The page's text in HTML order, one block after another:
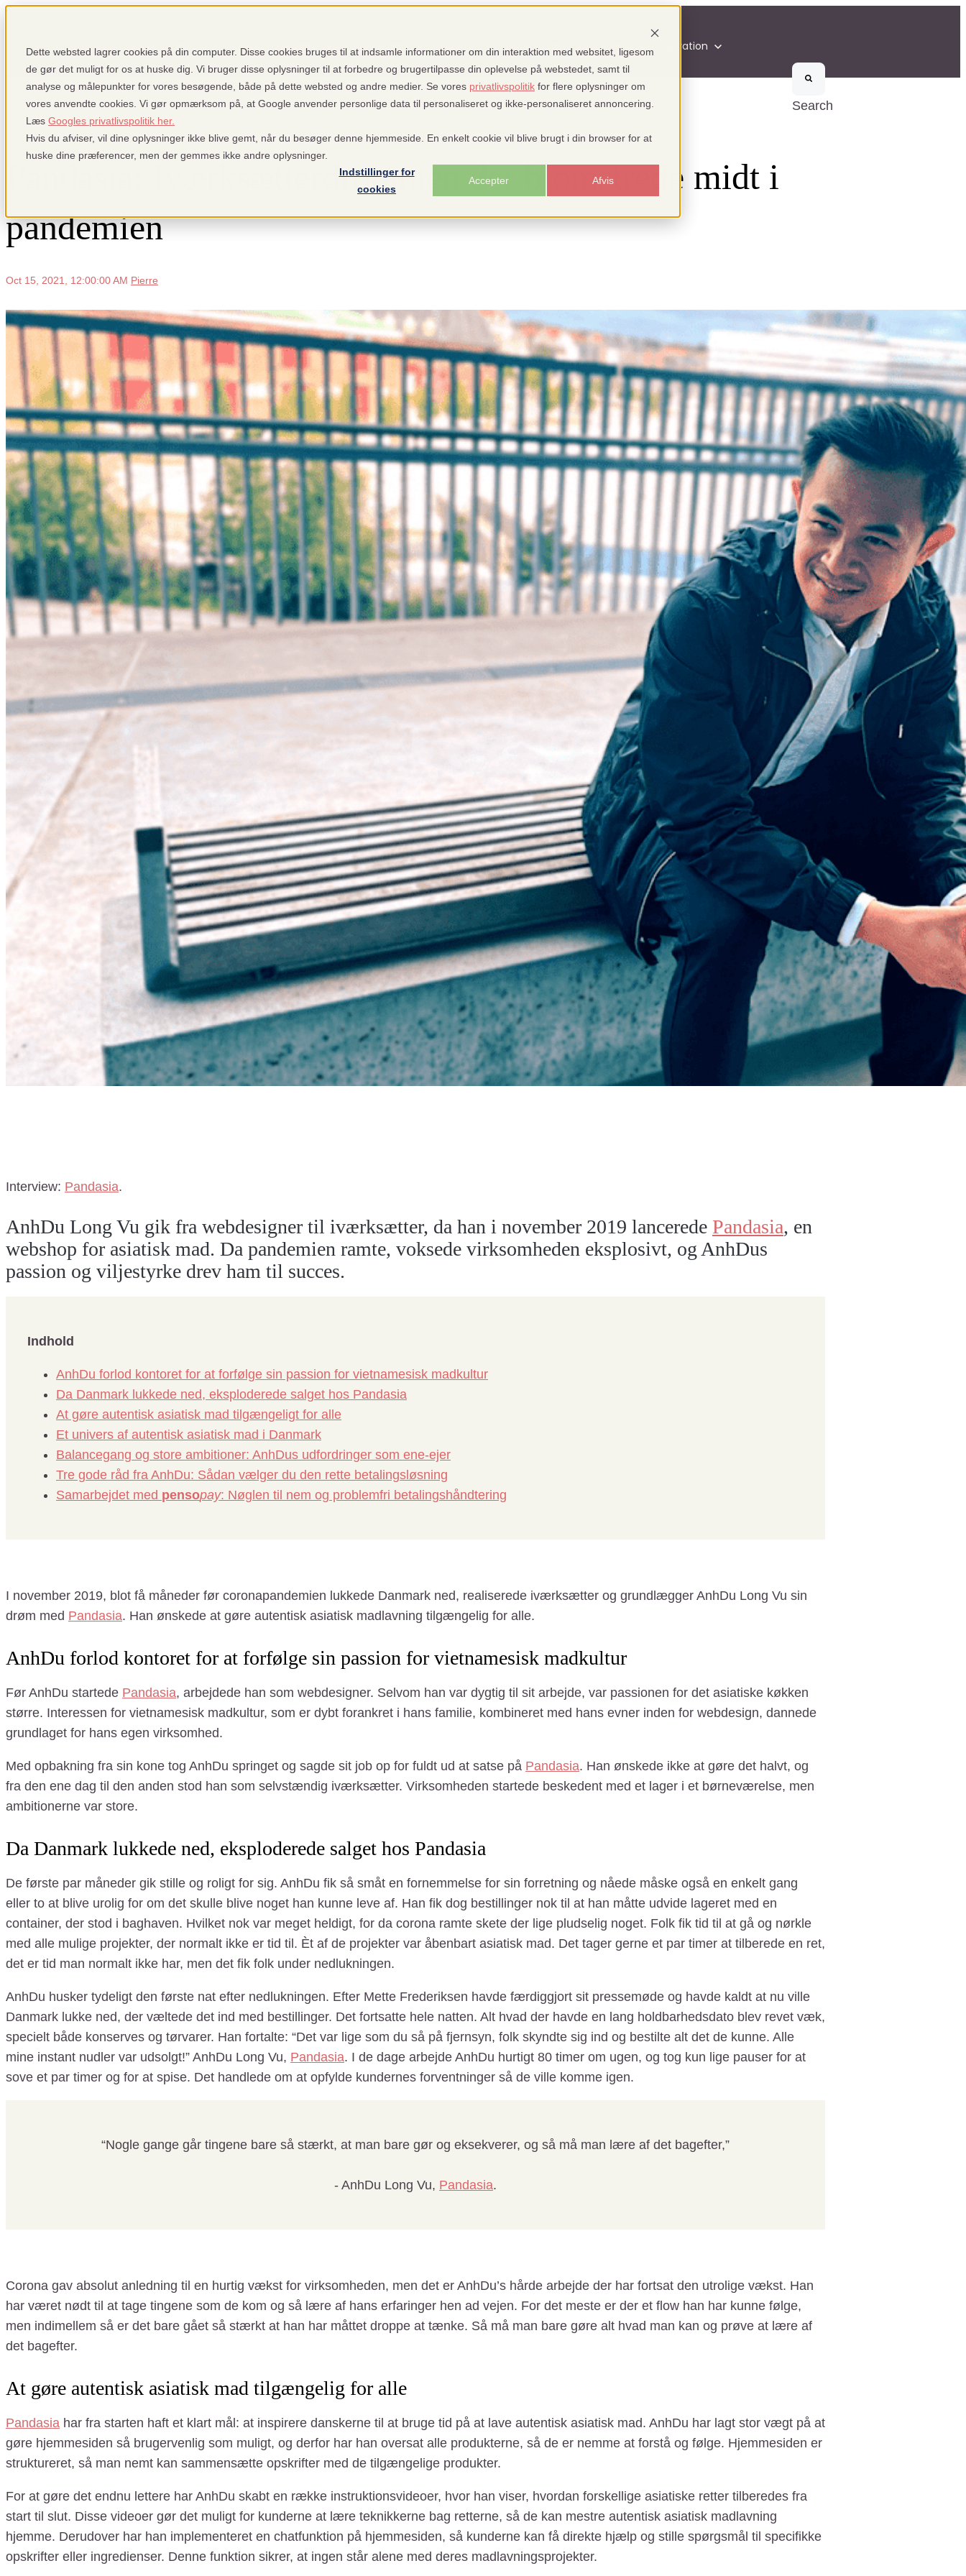
Dette websted lagrer cookies på din computer. Disse cookies bruges til at indsamle informationer om din interaktion med websitet, ligesom
de gør det muligt for os at huske dig. Vi bruger disse oplysninger til at forbedre og brugertilpasse din oplevelse på webstedet, samt til
analyse og målepunkter for vores besøgende, både på dette websted og andre medier. Se vores privatlivspolitik for flere oplysninger om
vores anvendte cookies. Vi gør opmærksom på, at Google anvender personlige data til personaliseret og ikke-personaliseret annoncering.
Læs Googles privatlivspolitik her.
Hvis du afviser, vil dine oplysninger ikke blive gemt, når du besøger denne hjemmeside. En enkelt cookie vil blive brugt i din browser for at
huske dine præferencer, men der gemmes ikke andre oplysninger.
Indstillinger for
cookies
Accepter Afvis
Show submenu for Hvorfor pensopay Hvorfor pensopay Show submenu for Inspiration Inspiration
Sign up Show submenu for Hjælp Hjælp Show submenu for translations Search
Blog: Bliv iværksætter og vælg den rette betalingsløsning
Pandasia: Iværksætterdrømmen der blomstrede midt i
pandemien
Oct 15, 2021, 12:00:00 AM Pierre
Interview: Pandasia.
AnhDu Long Vu gik fra webdesigner til iværksætter, da han i november 2019 lancerede Pandasia, en
webshop for asiatisk mad. Da pandemien ramte, voksede virksomheden eksplosivt, og AnhDus
passion og viljestyrke drev ham til succes.
Indhold
AnhDu forlod kontoret for at forfølge sin passion for vietnamesisk madkultur
Da Danmark lukkede ned, eksploderede salget hos Pandasia
At gøre autentisk asiatisk mad tilgængeligt for alle
Et univers af autentisk asiatisk mad i Danmark
Balancegang og store ambitioner: AnhDus udfordringer som ene-ejer
Tre gode råd fra AnhDu: Sådan vælger du den rette betalingsløsning
Samarbejdet med pensopay: Nøglen til nem og problemfri betalingshåndtering
I november 2019, blot få måneder før coronapandemien lukkede Danmark ned, realiserede iværksætter og grundlægger AnhDu Long Vu sin
drøm med Pandasia. Han ønskede at gøre autentisk asiatisk madlavning tilgængelig for alle.
AnhDu forlod kontoret for at forfølge sin passion for vietnamesisk madkultur
Før AnhDu startede Pandasia, arbejdede han som webdesigner. Selvom han var dygtig til sit arbejde, var passionen for det asiatiske køkken
større. Interessen for vietnamesisk madkultur, som er dybt forankret i hans familie, kombineret med hans evner inden for webdesign, dannede
grundlaget for hans egen virksomhed.
Med opbakning fra sin kone tog AnhDu springet og sagde sit job op for fuldt ud at satse på Pandasia. Han ønskede ikke at gøre det halvt, og
fra den ene dag til den anden stod han som selvstændig iværksætter. Virksomheden startede beskedent med et lager i et børneværelse, men
ambitionerne var store.
Da Danmark lukkede ned, eksploderede salget hos Pandasia
De første par måneder gik stille og roligt for sig. AnhDu fik så småt en fornemmelse for sin forretning og nåede måske også en enkelt gang
eller to at blive urolig for om det skulle blive noget han kunne leve af. Han fik dog bestillinger nok til at han måtte udvide lageret med en
container, der stod i baghaven. Hvilket nok var meget heldigt, for da corona ramte skete der lige pludselig noget. Folk fik tid til at gå og nørkle
med alle mulige projekter, der normalt ikke er tid til. Èt af de projekter var åbenbart asiatisk mad. Det tager gerne et par timer at tilberede en ret,
det er tid man normalt ikke har, men det fik folk under nedlukningen.
AnhDu husker tydeligt den første nat efter nedlukningen. Efter Mette Frederiksen havde færdiggjort sit pressemøde og havde kaldt at nu ville
Danmark lukke ned, der væltede det ind med bestillinger. Det fortsatte hele natten. Alt hvad der havde en lang holdbarhedsdato blev revet væk,
specielt både konserves og tørvarer. Han fortalte: “Det var lige som du så på fjernsyn, folk skyndte sig ind og bestilte alt det de kunne. Alle
mine instant nudler var udsolgt!” AnhDu Long Vu, Pandasia. I de dage arbejde AnhDu hurtigt 80 timer om ugen, og tog kun lige pauser for at
sove et par timer og for at spise. Det handlede om at opfylde kundernes forventninger så de ville komme igen.
“Nogle gange går tingene bare så stærkt, at man bare gør og eksekverer, og så må man lære af det bagefter,”
- AnhDu Long Vu, Pandasia.
Corona gav absolut anledning til en hurtig vækst for virksomheden, men det er AnhDu’s hårde arbejde der har fortsat den utrolige vækst. Han
har været nødt til at tage tingene som de kom og så lære af hans erfaringer hen ad vejen. For det meste er der et flow han har kunne følge,
men indimellem så er det bare gået så stærkt at han har måttet droppe at tænke. Så må man bare gøre alt hvad man kan og prøve at lære af
det bagefter.
At gøre autentisk asiatisk mad tilgængelig for alle
Pandasia har fra starten haft et klart mål: at inspirere danskerne til at bruge tid på at lave autentisk asiatisk mad. AnhDu har lagt stor vægt på at
gøre hjemmesiden så brugervenlig som muligt, og derfor har han oversat alle produkterne, så de er nemme at forstå og følge. Hjemmesiden er
struktureret, så man nemt kan sammensætte opskrifter med de tilgængelige produkter.
For at gøre det endnu lettere har AnhDu skabt en række instruktionsvideoer, hvor han viser, hvordan forskellige asiatiske retter tilberedes fra
start til slut. Disse videoer gør det muligt for kunderne at lære teknikkerne bag retterne, så de kan mestre autentisk asiatisk madlavning
hjemme. Derudover har han implementeret en chatfunktion på hjemmesiden, så kunderne kan få direkte hjælp og stille spørgsmål til specifikke
opskrifter eller ingredienser. Denne funktion sikrer, at ingen står alene med deres madlavningsprojekter.